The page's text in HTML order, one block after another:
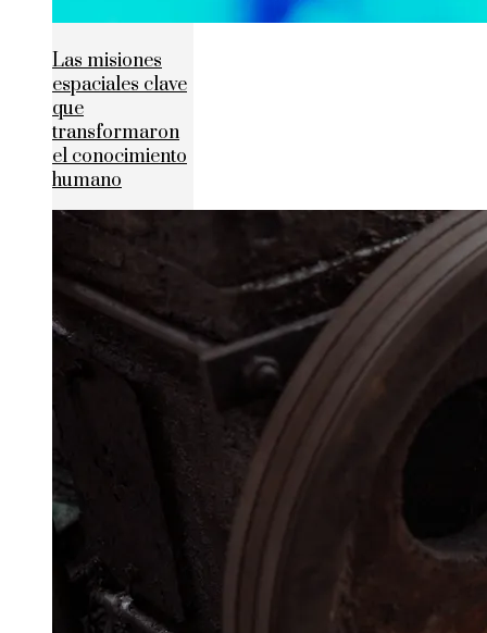
Las misiones
espaciales clave
que
transformaron
el conocimiento
humano